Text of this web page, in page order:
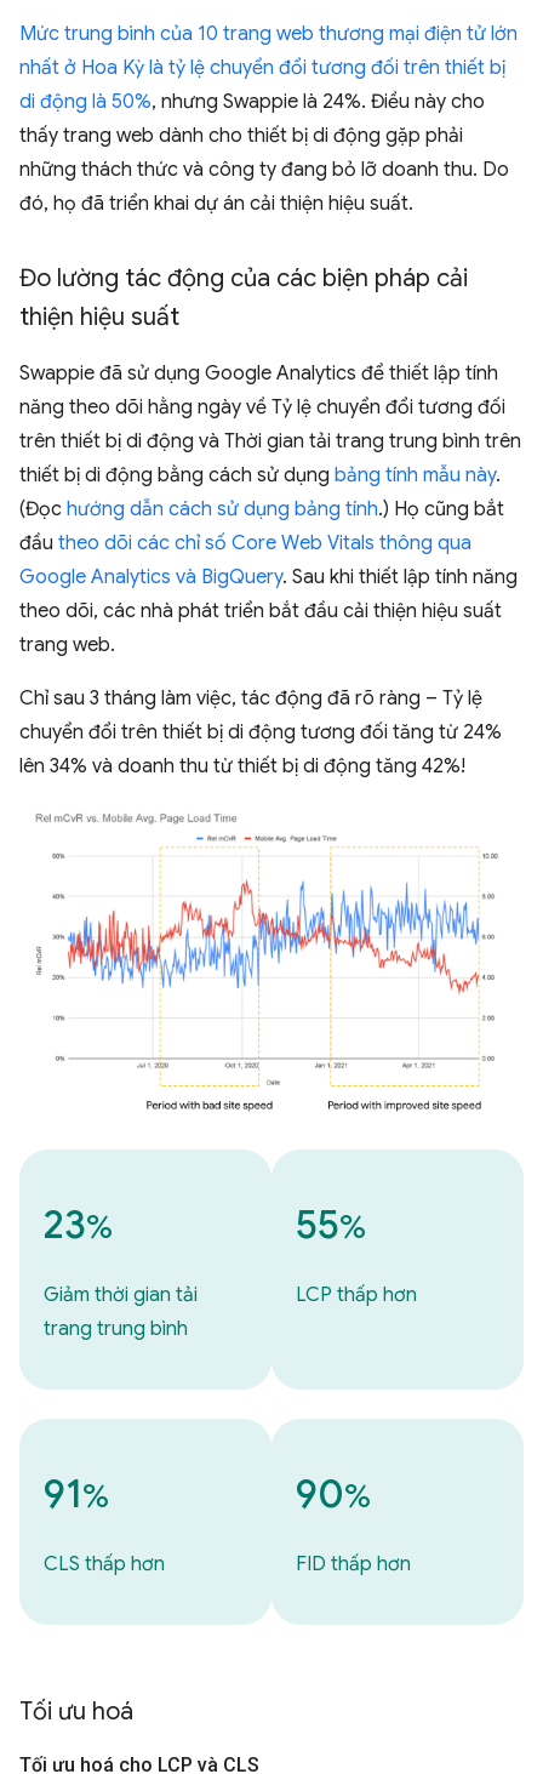
Mức trung bình của 10 trang web thương mại điện tử lớn
nhất ở Hoa Kỳ là tỷ lệ chuyển đổi tương đối trên thiết bị
di động là 50%, nhưng Swappie là 24%. Điều này cho
thấy trang web dành cho thiết bị di động gặp phải
những thách thức và công ty đang bỏ lỡ doanh thu. Do
đó, họ đã triển khai dự án cải thiện hiệu suất.
Đo lường tác động của các biện pháp cải
thiện hiệu suất
Swappie đã sử dụng Google Analytics để thiết lập tính
năng theo dõi hằng ngày về Tỷ lệ chuyển đổi tương đối
trên thiết bị di động và Thời gian tải trang trung bình trên
thiết bị di động bằng cách sử dụng bảng tính mẫu này.
(Đọc hướng dẫn cách sử dụng bảng tính.) Họ cũng bắt
đầu theo dõi các chỉ số Core Web Vitals thông qua
Google Analytics và BigQuery. Sau khi thiết lập tính năng
theo dõi, các nhà phát triển bắt đầu cải thiện hiệu suất
trang web.
Chỉ sau 3 tháng làm việc, tác động đã rõ ràng – Tỷ lệ
chuyển đổi trên thiết bị di động tương đối tăng từ 24%
lên 34% và doanh thu từ thiết bị di động tăng 42%!
23%
Giảm thời gian tải
trang trung bình
55%
LCP thấp hơn
91%
CLS thấp hơn
90%
FID thấp hơn
Tối ưu hoá
Tối ưu hoá cho LCP và CLS